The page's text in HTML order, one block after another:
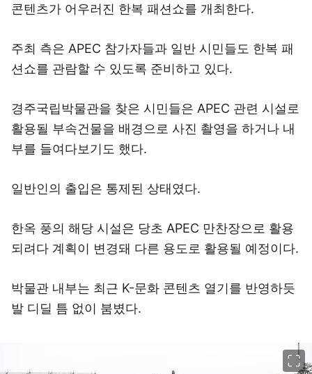
콘텐츠가 어우러진 한복 패션쇼를 개최한다.
주최 측은 APEC 참가자들과 일반 시민들도 한복 패
션쇼를 관람할 수 있도록 준비하고 있다.
경주국립박물관을 찾은 시민들은 APEC 관련 시설로
활용될 부속건물을 배경으로 사진 촬영을 하거나 내
부를 들여다보기도 했다.
일반인의 출입은 통제된 상태였다.
한옥 풍의 해당 시설은 당초 APEC 만찬장으로 활용
되려다 계획이 변경돼 다른 용도로 활용될 예정이다.
박물관 내부는 최근 K-문화 콘텐츠 열기를 반영하듯
발 디딜 틈 없이 붐볐다.